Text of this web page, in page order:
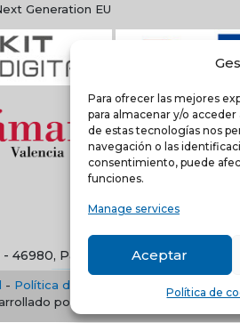
Para ofrecer las mejores
para almacenar y/o
de estas tecnologías nos
navegación o las
consentimiento, puede
funciones.
Manage services
Aceptar
Política de
Generation EU
Paterna, Valencia (ESPAÑA)
- Política de privacidad
Política de
por creativados.com